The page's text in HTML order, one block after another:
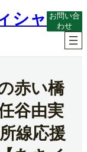
シャ
お問い合
わせ
赤い橋
谷由実
線応援